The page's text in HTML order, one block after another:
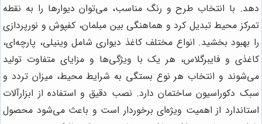
دهد. با انتخاب طرح و رنگ مناسب، می‌توان دیوارها را به نقطه
تمرکز محیط تبدیل کرد و هماهنگی بین مبلمان، کفپوش و نورپردازی
را بهبود بخشید. انواع مختلف کاغذ دیواری شامل وینیلی، پارچه‌ای،
کاغذی و فایبرگلاس، هر یک با ویژگی‌ها و مزایای متفاوت تولید
می‌شوند و انتخاب هر نوع بستگی به شرایط محیط، میزان تردد و
سبک دکوراسیون ساختمان دارد. نصب دقیق و استفاده از ابزارآلات
استاندارد از اهمیت ویژه‌ای برخوردار است و باعث می‌شود محصول